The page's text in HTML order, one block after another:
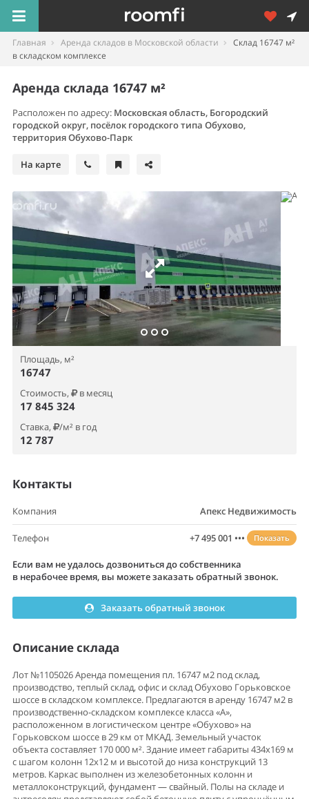
Главная Аренда складов в Московской области
Склад 16747 м²
в складском комплексе
Аренда склада 16747 м²
Расположен по адресу: Московская область, Богородский
городской округ, посёлок городского типа Обухово,
территория Обухово-Парк
На карте
Площадь, м²
16747
Стоимость, в месяц
17 845 324
Ставка, /м² в год
12 787
Контакты
Компания
Телефон
Если вам не удалось дозвониться до собственника
в нерабочее время, вы можете заказать обратный звонок.
Описание склада
Лот №1105026 Аренда помещения пл. 16747 м2 под склад,
производство, теплый склад, офис и склад Обухово Горьковское
производственно-складском комплексе класса «А»,
расположенном в логистическом центре «Обухово» на
объекта составляет 170 000 м². Здание имеет габариты 434х169 м
с шагом колонн 12х12 м и высотой до низа конструкций 13
металлоконструкций, фундамент — свайный. Полы на складе и
антресолях представляют собой бетонную плиту с упрочнённым
покрытием и рассчитаны на нагрузку до 8 000 кг/м². Уровень
пола 1.2м. Отдельно выделены зоны с допустимой нагрузкой 6
000 кг/м² для опасных товаров, 600 кг/м² для серверной и 250 кг/
м² для офисных помещений. Все коммуникации.
Инфраструктура объекта включает 98 доков для погрузки, 35 з
Чтобы получить ПОДРОБНУЮ ПРЕЗЕНТАЦИЮ С ПЛАНИРОВКОЙ
И ФОТОГРАФИЯМИ, звоните или отправьте свой email в
сообщении на портале. Высылаем в течение 15 минут по
запросу! ☎ Конт. лицо: Алексей Владимирович, доб. 217, ЛОТ
№1105026